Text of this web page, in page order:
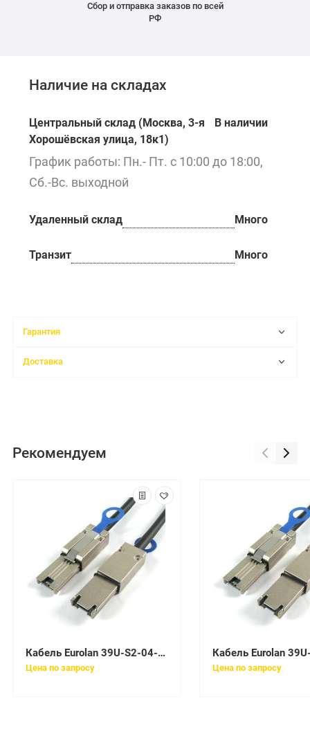
Сбор и отправка заказов по всей
РФ
Наличие на складах
Центральный склад (Москва, 3-я
Хорошёвская улица, 18к1)
В наличии
График работы: Пн.- Пт. с 10:00 до 18:00,
Сб.-Вс. выходной
Удаленный склад Много
Транзит Много
Гарантия
Доставка
Рекомендуем
Кабель Eurolan 39U-S2-04-01BL
Цена по запросу Цена по запросу